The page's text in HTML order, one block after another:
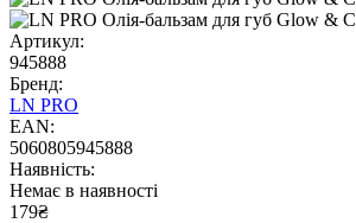
Артикул:
945888
Бренд:
LN PRO
EAN:
5060805945888
Наявність:
Немає в наявності
179₴